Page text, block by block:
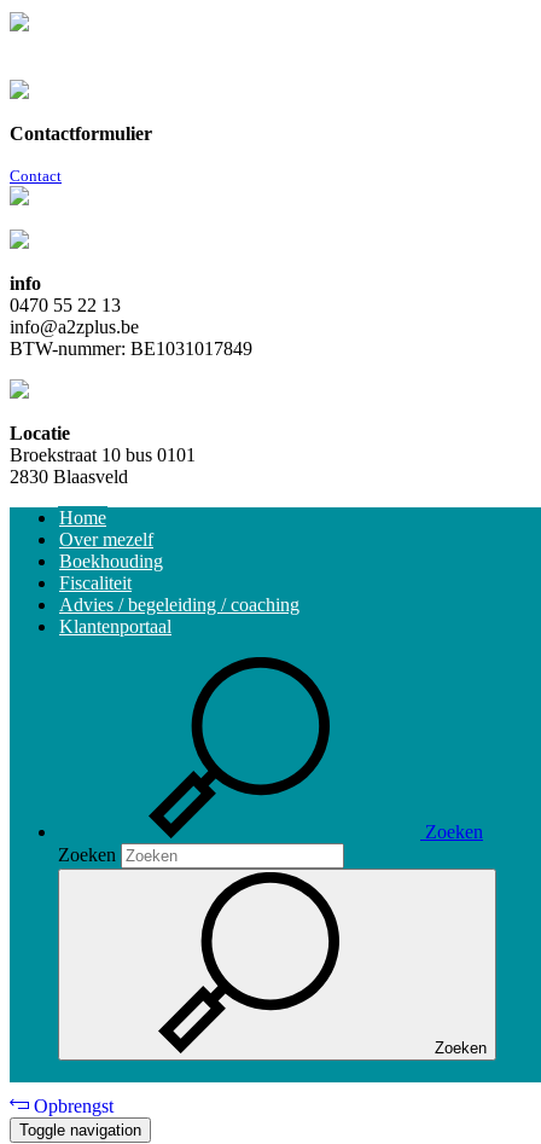
Contactformulier
Contact
info
0470 55 22 13
info@a2zplus.be
BTW-nummer: BE1031017849
Locatie
Broekstraat 10 bus 0101
2830 Blaasveld
Home
Over mezelf
Boekhouding
Fiscaliteit
Advies / begeleiding / coaching
Klantenportaal
Zoeken
Zoeken
Zoeken
Opbrengst
Toggle navigation